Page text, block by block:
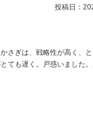
投稿日：
さぎは、戦略性が高く、
ても遅く。戸惑いました